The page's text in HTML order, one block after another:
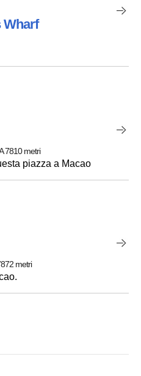
Wharf
7810 metri
piazza a Macao
metri